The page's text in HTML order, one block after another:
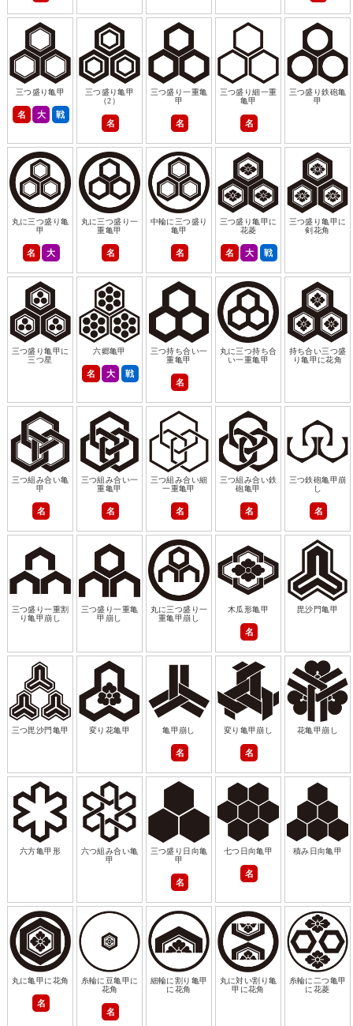
三つ盛り亀甲
名 大 戦
三つ盛り亀甲
（2）
名
三つ盛り一重亀
甲
名
三つ盛り細一重
亀甲
名
三つ盛り鉄砲亀
甲
丸に三つ盛り亀
甲
名 大
丸に三つ盛り一
重亀甲
名
中輪に三つ盛り
亀甲
名
三つ盛り亀甲に
花菱
名 大 戦
三つ盛り亀甲に
剣花角
三つ盛り亀甲に
三つ星
六郷亀甲
名 大 戦
三つ持ち合い一
重亀甲
名
丸に三つ持ち合
い一重亀甲
持ち合い三つ盛
り亀甲に花角
三つ組み合い亀
甲
名
三つ組み合い一
重亀甲
名
三つ組み合い細
一重亀甲
名
三つ組み合い鉄
砲亀甲
名
三つ鉄砲亀甲崩
し
名
三つ盛り一重割
り亀甲崩し
三つ盛り一重亀
甲崩し
丸に三つ盛り一
重亀甲崩し
木瓜形亀甲
名
毘沙門亀甲
三つ毘沙門亀甲 変り花亀甲 亀甲崩し
名
変り亀甲崩し
名
花亀甲崩し
六方亀甲形
六つ組み合い亀
甲
三つ盛り日向亀
甲
名
七つ日向亀甲
名
積み日向亀甲
丸に亀甲に花角
名
糸輪に豆亀甲に
花角
名
細輪に割り亀甲
に花角
丸に対い割り亀
甲に花角
糸輪に二つ亀甲
に花菱